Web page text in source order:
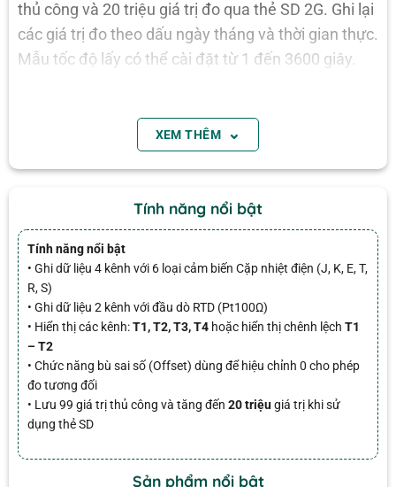
thủ công và 20 triệu giá trị đo qua thẻ SD 2G. Ghi lại
các giá trị đo theo dấu ngày tháng và thời gian thực.
Mẫu tốc độ lấy có thể cài đặt từ 1 đến 3600 giây.
• Ghi dữ liệu 2 kênh với đầu dò RTD (Pt100Ω)
• Hiển thị các kênh:T1, T2, T3, T4hoặc hiển thị
chênh lệch T1 – T2
• Chức năng bù sai số (Offset) dùng để hiệu chỉnh
điểm 0 cho phép đo tương đối
• Tiết kiệm 99 giá trị thủ công và tăng đến20giá trị
khi sử dụng thẻ SD
• Ghi dữ liệu đính kèm
• Tốc độ lấy mẫu cài đặt:1 – 3600 giây
• Có chức năng
• Tự động tắt nguồn (có thể vô hiệu hóa)
XEM THÊM ⌄
Tính năng nổi bật
Tính năng nổi bật
• Ghi dữ liệu 4 kênh với 6 loại cảm biến Cặp nhiệt điện (J, K, E, T,
R, S)
• Ghi dữ liệu 2 kênh với đầu dò RTD (Pt100Ω)
• Hiển thị các kênh:T1, T2, T3, T4hoặc hiển thị chênh lệch T1
– T2
• Chức năng bù sai số (Offset) dùng để hiệu chỉnh 0 cho phép
đo tương đối
• Lưu 99 giá trị thủ công và tăng đến 20 triệugiá trị khi sử
dụng thẻ SD
Sản phẩm nổi bật